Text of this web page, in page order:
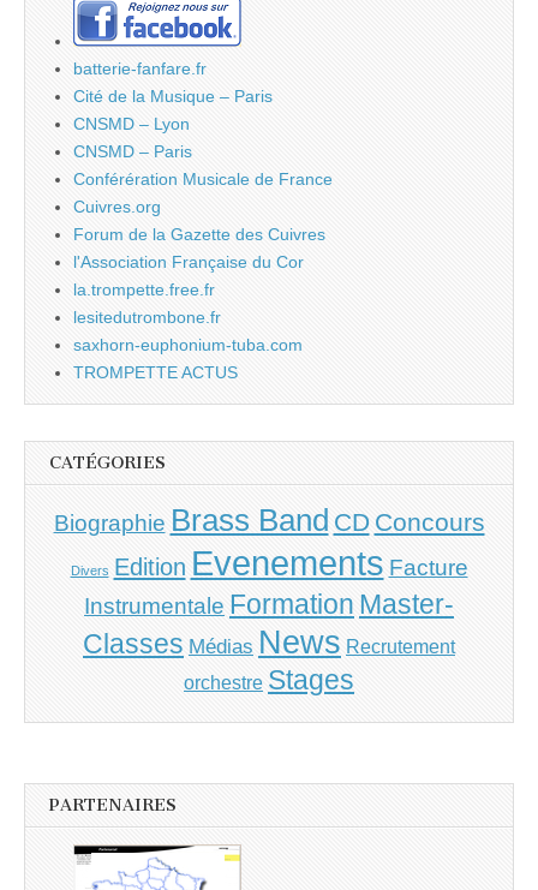
batterie-fanfare.fr
Cité de la Musique – Paris
CNSMD – Lyon
CNSMD – Paris
Conférération Musicale de France
Cuivres.org
Forum de la Gazette des Cuivres
l'Association Française du Cor
la.trompette.free.fr
lesitedutrombone.fr
saxhorn-euphonium-tuba.com
TROMPETTE ACTUS
CATÉGORIES
Biographie Brass Band CD Concours
Divers Edition Evenements Facture
Instrumentale Formation Master-
Classes Médias News Recrutement
orchestre Stages
PARTENAIRES